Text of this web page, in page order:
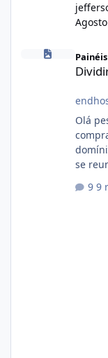
Dividir Lagom para
Olá
se
9